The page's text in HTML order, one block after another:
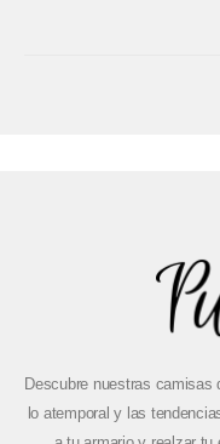
Descubre nuestras camisas
lo atemporal y las